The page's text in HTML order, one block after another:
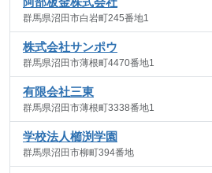
群馬県沼田市白岩町245番地1
株式会社サンポウ
群馬県沼田市薄根町4470番地1
有限会社三東
群馬県沼田市薄根町3338番地1
学校法人櫛渕学園
群馬県沼田市柳町394番地